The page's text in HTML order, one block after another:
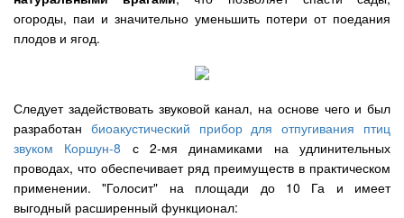
огороды, паи и значительно уменьшить потери от поедания
плодов и ягод.
Следует задействовать звуковой канал, на основе чего и был
разработан биоакустический прибор для отпугивания птиц
звуком Коршун-8 с 2-мя динамиками на удлинительных
проводах, что обеспечивает ряд преимуществ в практическом
применении. "Голосит" на площади до 10 Га и имеет
выгодный расширенный функционал: